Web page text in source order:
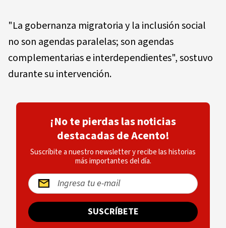
"La gobernanza migratoria y la inclusión social
no son agendas paralelas; son agendas
complementarias e interdependientes", sostuvo
durante su intervención.
¡No te pierdas las noticias
destacadas de Acento!
Suscríbite a nuestro newsletter y recibe las historias
más importantes del día.
SUSCRÍBETE